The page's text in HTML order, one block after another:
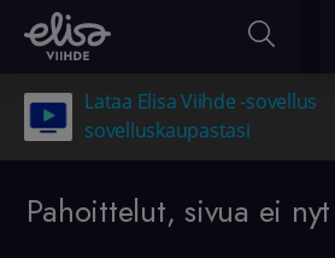
Lataa Elisa Viihde -sovellus
sovelluskaupastasi
Pahoittelut, sivua ei